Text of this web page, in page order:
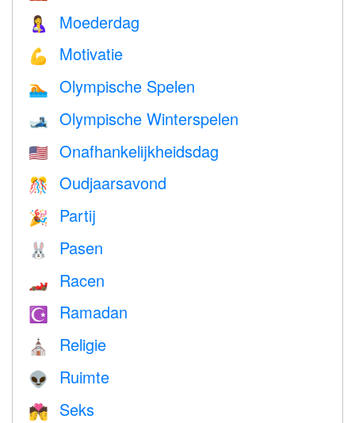
🤱 Moederdag
💪 Motivatie
🏊 Olympische Spelen
🎿 Olympische Winterspelen
🇺🇸 Onafhankelijkheidsdag
🎊 Oudjaarsavond
🎉 Partij
🐰 Pasen
🏎 Racen
☪️ Ramadan
⛪️ Religie
👽 Ruimte
💏 Seks